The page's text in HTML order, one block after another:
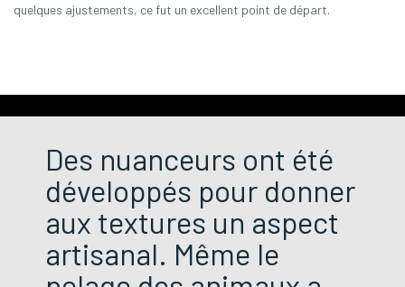
quelques ajustements, ce fut un excellent point de départ.
Des nuanceurs ont été
développés pour donner
aux textures un aspect
artisanal. Même le